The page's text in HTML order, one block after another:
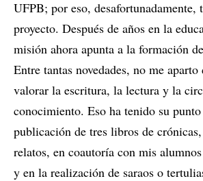
UFPB; por eso, desafortunadamente,
proyecto. Después de años en la
misión ahora apunta a la formación
Entre tantas novedades, no me
valorar la escritura, la lectura y la
conocimiento. Eso ha tenido su
publicación de tres libros de
relatos, en coautoría con mis
y en la realización de saraos o